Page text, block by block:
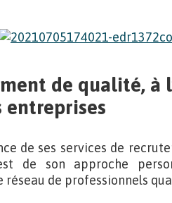
de qualité, à
entreprises
de ses services de
de son approche
réseau de professionnels